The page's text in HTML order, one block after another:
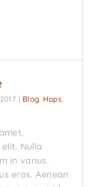
| Blog, Hops,
Nulla
in varius.
eros. Aenean